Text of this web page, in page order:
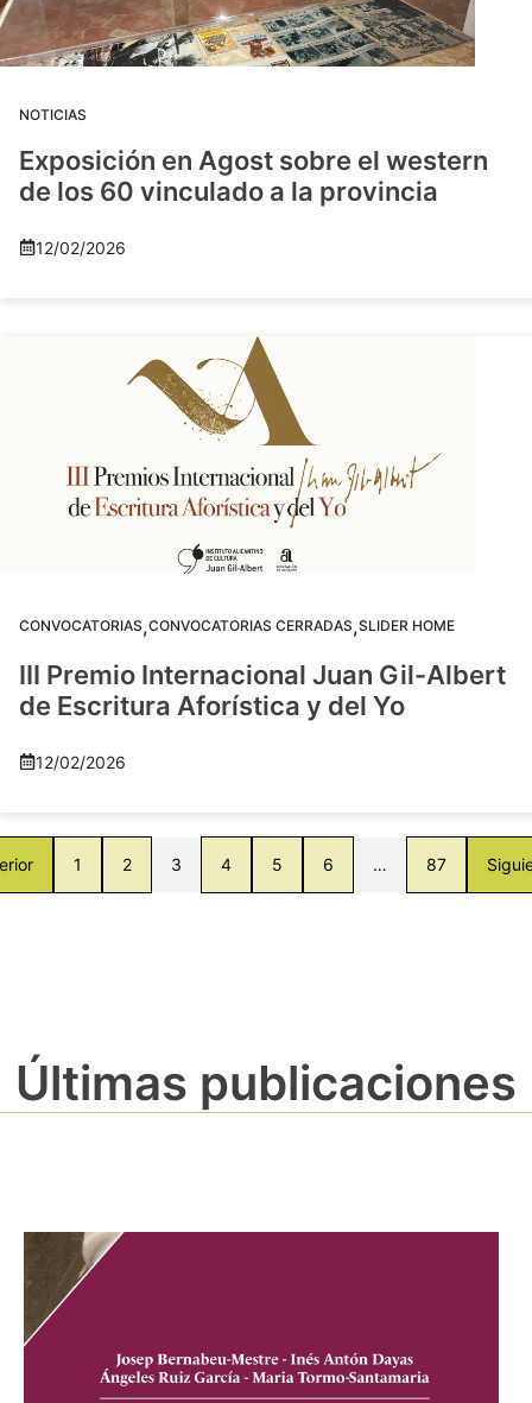
NOTICIAS
Exposición en Agost sobre el western
de los 60 vinculado a la provincia
12/02/2026
CONVOCATORIAS,CONVOCATORIAS CERRADAS,SLIDER HOME
III Premio Internacional Juan Gil-Albert
de Escritura Aforística y del Yo
12/02/2026
1 2 3 4 5 6 … 87
Últimas publicaciones